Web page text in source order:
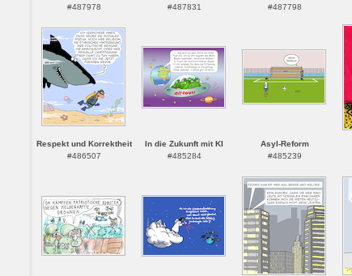
#487978
#487831
#487798
Respekt und Korrektheit
#486507
In die Zukunft mit KI
#485284
Asyl-Reform
#485239